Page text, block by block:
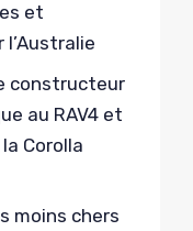
et
constructeur
au RAV4 et
Corolla
moins chers